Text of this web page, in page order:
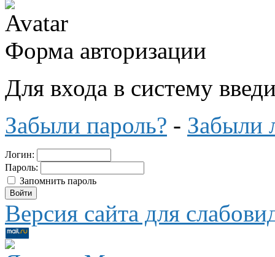
Форма авторизации
Для входа в систему
Забыли пароль? - Забыли
Логин:
Пароль:
Запомнить пароль
Версия сайта для